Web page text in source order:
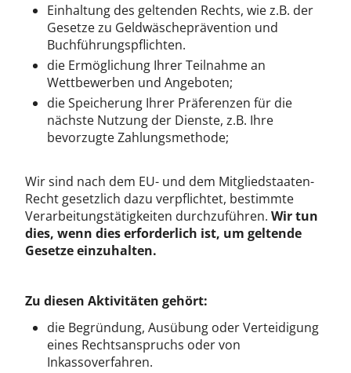
Einhaltung des geltenden Rechts, wie z.B. der
Gesetze zu Geldwäscheprävention und
Buchführungspflichten.
die Ermöglichung Ihrer Teilnahme an
Wettbewerben und Angeboten;
die Speicherung Ihrer Präferenzen für die
nächste Nutzung der Dienste, z.B. Ihre
bevorzugte Zahlungsmethode;
Wir sind nach dem EU- und dem Mitgliedstaaten-
Recht gesetzlich dazu verpflichtet, bestimmte
Verarbeitungstätigkeiten durchzuführen. Wir tun
dies, wenn dies erforderlich ist, um geltende
Gesetze einzuhalten.
Zu diesen Aktivitäten gehört:
die Begründung, Ausübung oder Verteidigung
eines Rechtsanspruchs oder von
Inkassoverfahren.